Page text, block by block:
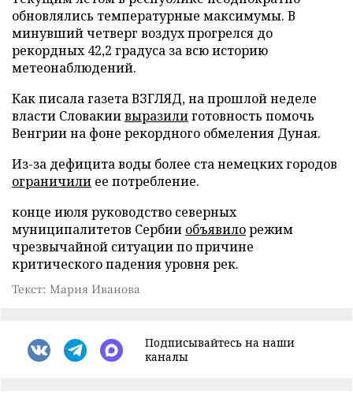
обновлялись температурные максимумы. В
минувший четверг воздух прогрелся до
рекордных 42,2 градуса за всю историю
метеонаблюдений.
Как писала газета ВЗГЛЯД, на прошлой неделе
власти Словакиивыразилиготовность помочь
Венгрии на фоне рекордного обмеления Дуная.
Из-за дефицита воды более ста немецких городов
ограничили ее потребление.
конце июля руководство северных
муниципалитетов Сербии объявилорежим
чрезвычайной ситуации по причине
критического падения уровня рек.
Текст: Мария Иванова
Подписывайтесь на наши
каналы